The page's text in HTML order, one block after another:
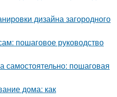
дизайна загородного
пошаговое руководство
самостоятельно: пошаговая
дома: как